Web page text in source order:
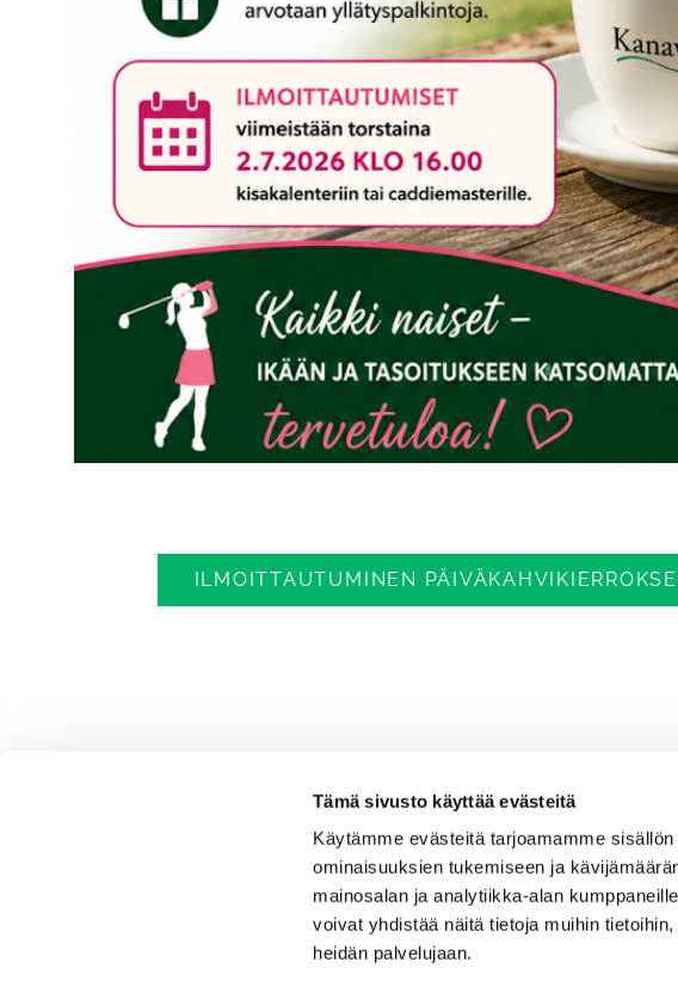
Tämä sivusto käyttää evästeitä
Käytämme evästeitä tarjoamamme
ominaisuuksien tukemiseen ja
mainosalan ja analytiikka-alan
voivat yhdistää näitä tietoja muihin
heidän palvelujaan.
ILMOITTAUTUMINEN